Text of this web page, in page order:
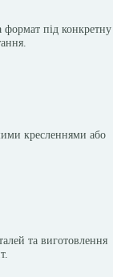
під конкретну
кресленнями або
та виготовлення